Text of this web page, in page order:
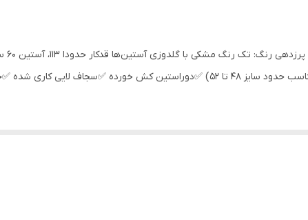
تا۱۰۸ (مناسب حدودی سایز ۳۸ تا ۴۶) دورسینه سایز۲:حدودا ۱۱۸ (مناسب حدود سایز ۴۸ تا ۵۲)